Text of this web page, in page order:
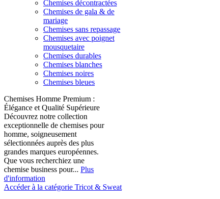
Chemises décontractées
Chemises de gala & de
mariage
Chemises sans repassage
Chemises avec poignet
mousquetaire
Chemises durables
Chemises blanches
Chemises noires
Chemises bleues
Chemises Homme Premium :
Élégance et Qualité Supérieure
Découvrez notre collection
exceptionnelle de chemises pour
homme, soigneusement
sélectionnées auprès des plus
grandes marques européennes.
Que vous recherchiez une
chemise business pour... Plus
d'information
Accéder à la catégorie Tricot & Sweat